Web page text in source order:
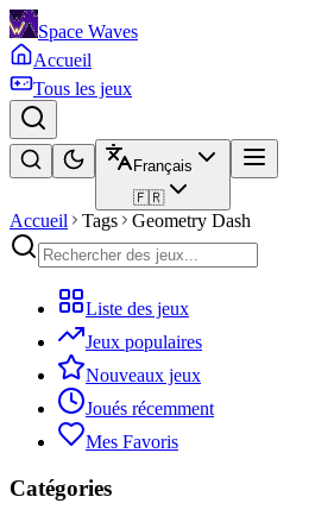
Space Waves
Accueil
Tous les jeux
Français
🇫🇷
Accueil Tags Geometry Dash
Liste des jeux
Jeux populaires
Nouveaux jeux
Joués récemment
Mes Favoris
Catégories